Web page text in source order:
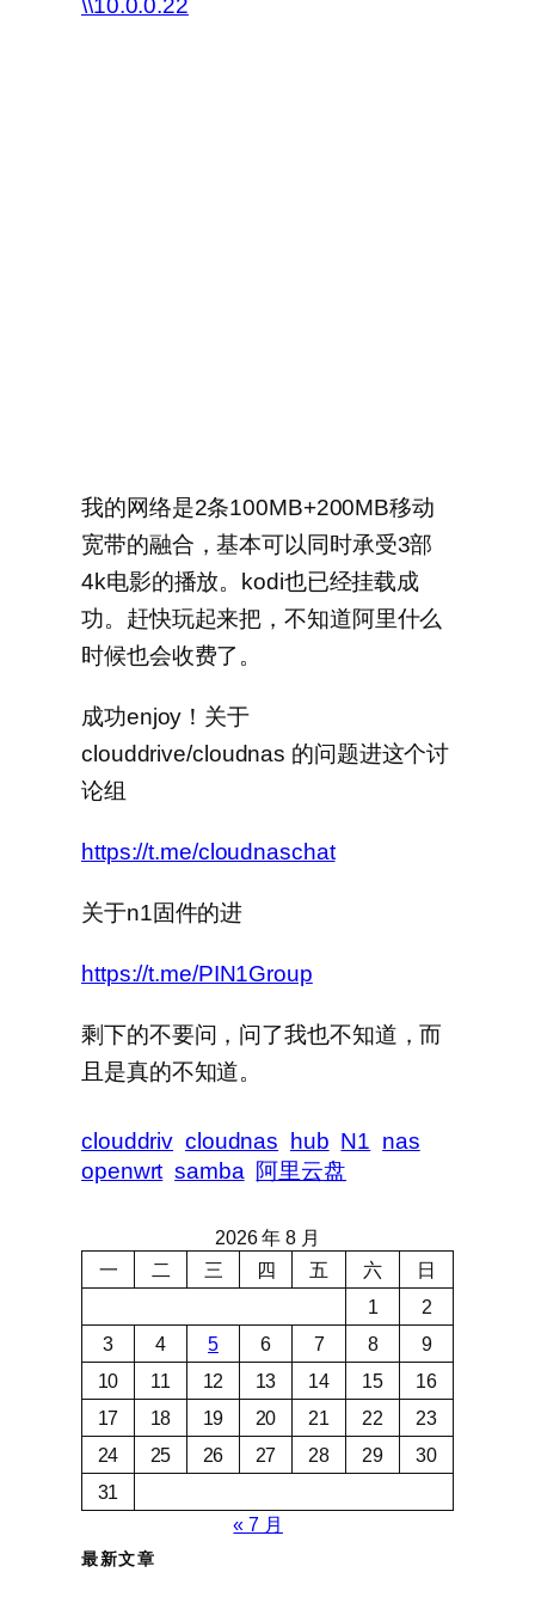
我的网络是2条100MB+200MB移动
宽带的融合，基本可以同时承受3部
4k电影的播放。kodi也已经挂载成
功。赶快玩起来把，不知道阿里什么
时候也会收费了。
成功enjoy！关于
clouddrive/cloudnas 的问题进这个讨
论组
https://t.me/cloudnaschat
关于n1固件的进
https://t.me/PIN1Group
剩下的不要问，问了我也不知道，而
且是真的不知道。
clouddriv cloudnas hub N1 nas
openwrt samba 阿里云盘
2026 年 8 月
一
二 三 四 五 六
日
1
2
3
4 5 6 7 8
9
10
11 12 13 14 15
16
17
18 19 20 21 22
23
24
25 26 27 28 29
30
31
« 7 月
最新文章